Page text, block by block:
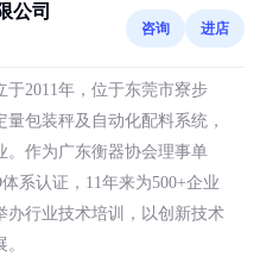
公司
咨询 进店
2011年，位于东莞市寮步
包装秤及自动化配料系统，
。作为广东衡器协会理事单
系认证，11年来为500+企业
办行业技术培训，以创新技术